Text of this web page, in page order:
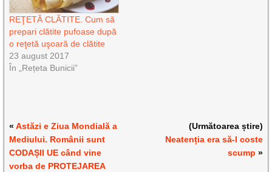
REŢETĂ CLĂTITE. Cum să
prepari clătite pufoase după
o reţetă uşoară de clătite
23 august 2017
În „Rețeta Bunicii”
«Astăzi e Ziua Mondială a
Mediului. Românii sunt
CODAȘII UE când vine
vorba de PROTEJAREA
(Următoarea știre)
Neatenția era să-l coste
scump »